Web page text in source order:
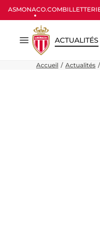
ASMONACO.COM
Menu
ACTUALITÉS
Accueil Actualités